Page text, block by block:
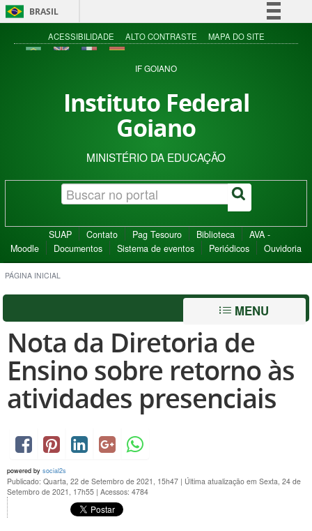
BRASIL
Simplifique!
Acesso à informação
ACESSIBILIDADE ALTO CONTRASTE MAPA DO SITE
IF GOIANO
Instituto Federal
Goiano
MINISTÉRIO DA EDUCAÇÃO
SUAP Contato Pag Tesouro Biblioteca
AVA -
Moodle
Documentos Sistema de eventos Periódicos Ouvidoria
PÁGINA INICIAL
MENU
Nota da Diretoria de
Ensino sobre retorno às
atividades presenciais
powered by social2s
Publicado: Quarta, 22 de Setembro de 2021, 15h47 | Última atualização em Sexta, 24 de
Setembro de 2021, 17h55 | Acessos: 4784